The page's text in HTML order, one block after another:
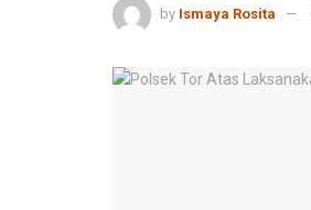
by Ismaya Rosita